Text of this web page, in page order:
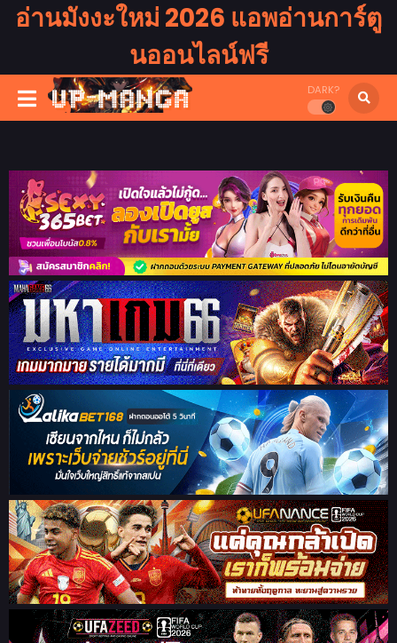
อ่านมังงะใหม่ 2026 แอพอ่านการ์ตู
นออนไลน์ฟรี
DARK?